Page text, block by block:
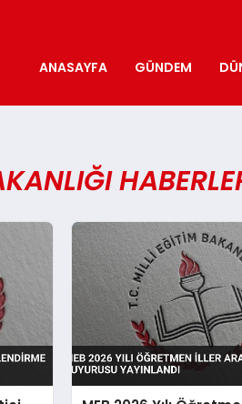
ANASAYFA GÜNDEM